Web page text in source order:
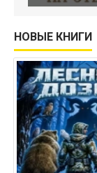
НОВЫЕ КНИГИ